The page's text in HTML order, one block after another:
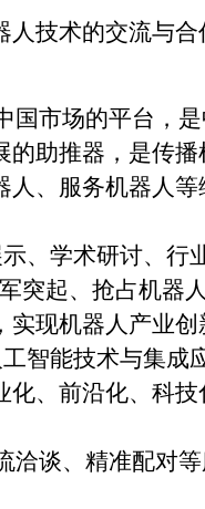
技术的交流与
市场的平台，
助推器，是传播
、服务机器人
、学术研讨、行
突起、抢占机器
现机器人产业创
智能技术与集成
、前沿化、科
谈、精准配对